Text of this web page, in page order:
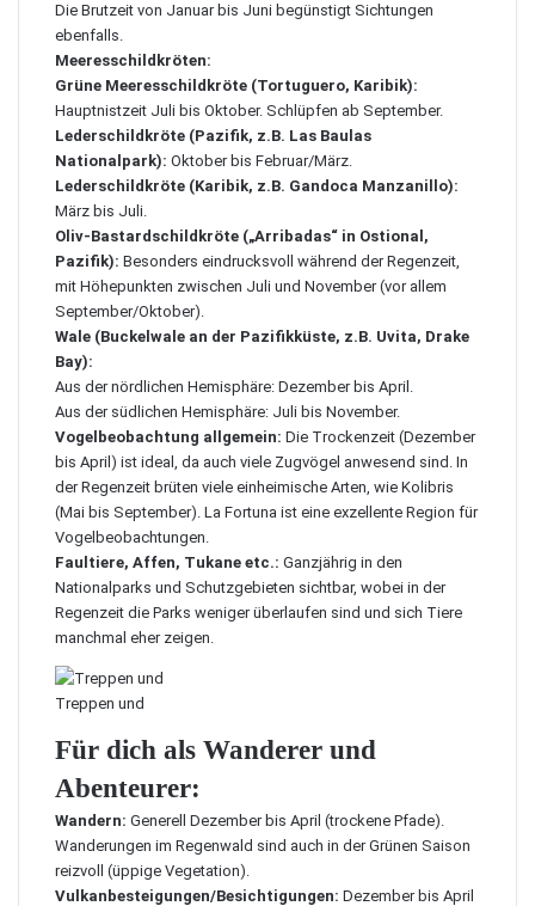
Die Brutzeit von Januar bis Juni begünstigt Sichtungen
ebenfalls.
Meeresschildkröten:
Grüne Meeresschildkröte (Tortuguero, Karibik):
Hauptnistzeit Juli bis Oktober. Schlüpfen ab September.
Lederschildkröte (Pazifik, z.B. Las Baulas
Nationalpark): Oktober bis Februar/März.
Lederschildkröte (Karibik, z.B. Gandoca Manzanillo):
März bis Juli.
Oliv-Bastardschildkröte („Arribadas“ in Ostional,
Pazifik): Besonders eindrucksvoll während der Regenzeit,
mit Höhepunkten zwischen Juli und November (vor allem
September/Oktober).
Wale (Buckelwale an der Pazifikküste, z.B. Uvita, Drake
Bay):
Aus der nördlichen Hemisphäre: Dezember bis April.
Aus der südlichen Hemisphäre: Juli bis November.
Vogelbeobachtung allgemein: Die Trockenzeit (Dezember
bis April) ist ideal, da auch viele Zugvögel anwesend sind. In
der Regenzeit brüten viele einheimische Arten, wie Kolibris
(Mai bis September). La Fortuna ist eine exzellente Region für
Vogelbeobachtungen.
Faultiere, Affen, Tukane etc.: Ganzjährig in den
Nationalparks und Schutzgebieten sichtbar, wobei in der
Regenzeit die Parks weniger überlaufen sind und sich Tiere
manchmal eher zeigen.
Treppen und
Für dich als Wanderer und
Abenteurer:
Wandern: Generell Dezember bis April (trockene Pfade).
Wanderungen im Regenwald sind auch in der Grünen Saison
reizvoll (üppige Vegetation).
Vulkanbesteigungen/Besichtigungen: Dezember bis April